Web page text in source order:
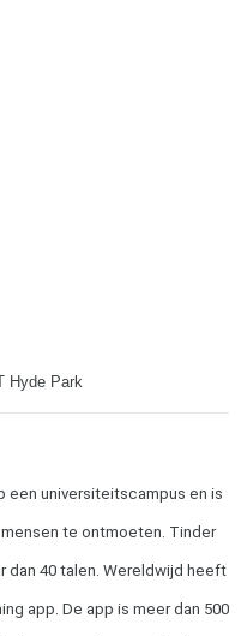
Hyde Park
een universiteitscampus en is
te ontmoeten. Tinder
dan 40 talen. Wereldwijd heeft
app. De app is meer dan 500